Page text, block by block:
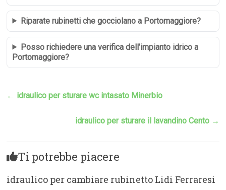
Riparate rubinetti che gocciolano a Portomaggiore?
Posso richiedere una verifica dell’impianto idrico a
Portomaggiore?
← idraulico per sturare wc intasato Minerbio
idraulico per sturare il lavandino Cento →
Ti potrebbe piacere
idraulico per cambiare rubinetto Lidi Ferraresi